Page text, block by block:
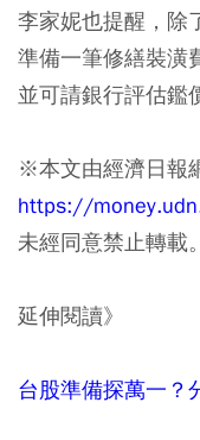
李家妮也提醒，除
準備一筆修繕裝潢
並可請銀行評估鑑
※本文由經濟日報
https://
未經同意禁止轉載。
延伸閱讀》
台股準備探萬一？